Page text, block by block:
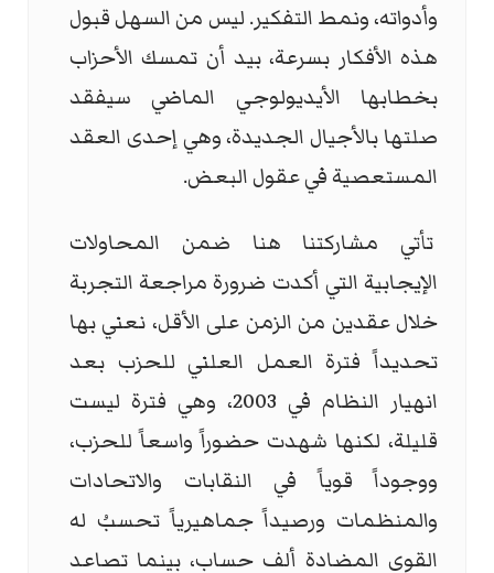
وأدواته، ونمط التفكير. ليس من السهل قبول
هذه الأفكار بسرعة، بيد أن تمسك الأحزاب
بخطابها الأيديولوجي الماضي سيفقد
صلتها بالأجيال الجديدة، وهي إحدى العقد
المستعصية في عقول البعض.
تأتي مشاركتنا هنا ضمن المحاولات
الإيجابية التي أكدت ضرورة مراجعة التجربة
خلال عقدين من الزمن على الأقل، نعني بها
تحديداً فترة العمل العلني للحزب بعد
انهيار النظام في 2003، وهي فترة ليست
قليلة، لكنها شهدت حضوراً واسعاً للحزب،
ووجوداً قوياً في النقابات والاتحادات
والمنظمات ورصيداً جماهيرياً تحسبُ له
القوى المضادة ألف حساب، بينما تصاعد